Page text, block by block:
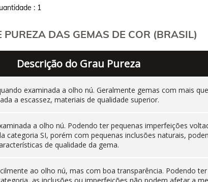
: 1
DAS GEMAS DE COR (BRASIL)
Descrição do Grau Pureza
examinada a olho nú. Geralmente gemas com mais
a escassez, materiais de qualidade superior.
a olho nú. Podendo ter pequenas imperfeições
categoria SI, porém com pequenas inclusões naturais,
de qualidade da gema.
ao olho nú, mas com boa transparência. Podendo